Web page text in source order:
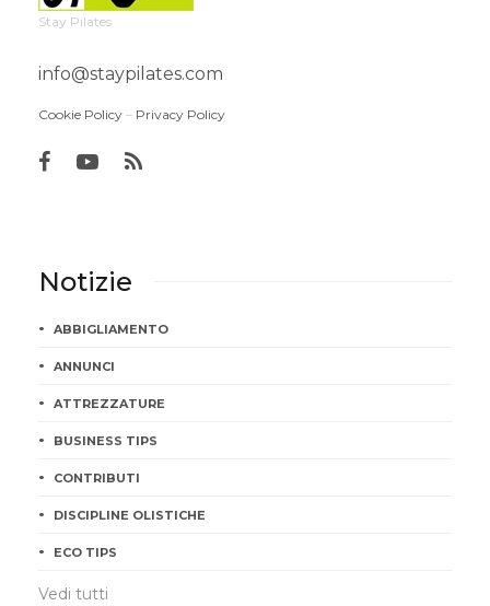
Stay Pilates
info@staypilates.com
Cookie Policy – Privacy Policy
Notizie
ABBIGLIAMENTO
ANNUNCI
ATTREZZATURE
BUSINESS TIPS
CONTRIBUTI
DISCIPLINE OLISTICHE
ECO TIPS